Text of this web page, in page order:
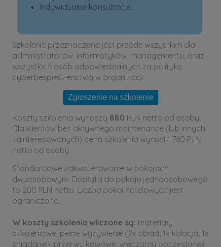
Indywidualne konsultacje.
Szkolenie przeznaczone jest przede wszystkim dla
administratorów, informatyków, managementu, oraz
wszystkich osób odpowiedzialnych za politykę
cyberbespieczeństwa w organizacji.
Koszty szkolenia wynoszą 880 PLN netto od osoby.
Dla klientów bez aktywnego maintenance (lub innych
zainteresowanych) cena szkolenia wynosi 1 760 PLN
netto od osoby.
Standardowe zakwaterowanie w pokojach
dwuosobowym. Dopłata do pokoju jednoosobowego
to 200 PLN netto. Liczba pokoi hotelowych jest
ograniczona.
W koszty szkolenia wliczone są: materiały
szkoleniowe, pełne wyżywienie (2x obiad, 1x kolacja, 1x
śniadanie), przerwy kawowe, wieczorny poczęstunek,